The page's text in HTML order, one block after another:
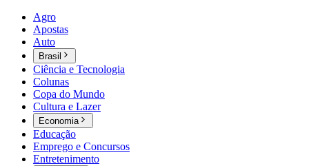
Agro
Apostas
Auto
Brasil
Ciência e Tecnologia
Colunas
Copa do Mundo
Cultura e Lazer
Economia
Educação
Emprego e Concursos
Entretenimento